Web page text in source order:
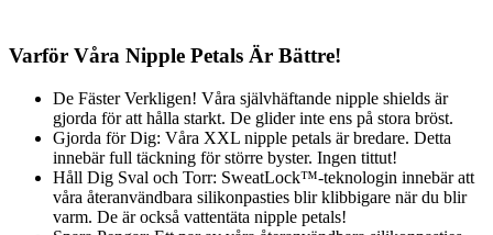
Varför Våra Nipple Petals Är Bättre!
De Fäster Verkligen! Våra självhäftande nipple shields är
gjorda för att hålla starkt. De glider inte ens på stora bröst.
Gjorda för Dig: Våra XXL nipple petals är bredare. Detta
innebär full täckning för större byster. Ingen tittut!
Håll Dig Sval och Torr: SweatLock™-teknologin innebär att
våra återanvändbara silikonpasties blir klibbigare när du blir
varm. De är också vattentäta nipple petals!